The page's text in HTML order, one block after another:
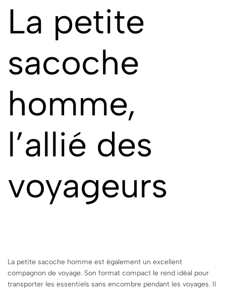
La petite
sacoche
homme,
l’allié des
voyageurs
La petite sacoche homme est également un excellent
compagnon de voyage. Son format compact le rend idéal pour
transporter les essentiels sans encombre pendant les voyages. Il